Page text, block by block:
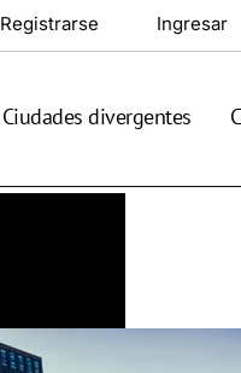
Registrarse Ingresar
Ciudades divergentes